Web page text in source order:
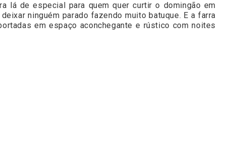
lá de especial para quem quer curtir o domingão em
ninguém parado fazendo muito batuque. E a farra
em espaço aconchegante e rústico com noites